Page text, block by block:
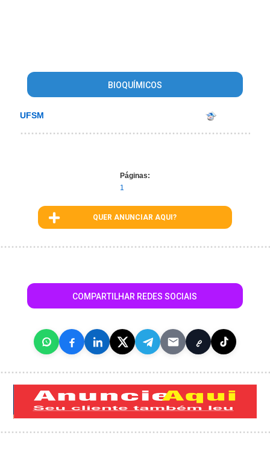
BIOQUÍMICOS
UFSM
Páginas:
1
QUER ANUNCIAR AQUI?
COMPARTILHAR REDES SOCIAIS